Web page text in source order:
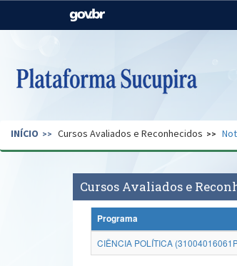
Casa Civil
Pecuária e Abastecimento
Secretaria de Governo
INÍCIO Cursos Avaliados e Reconhecidos
Cursos Avaliados e
Programa
CIÊNCIA POLÍTICA